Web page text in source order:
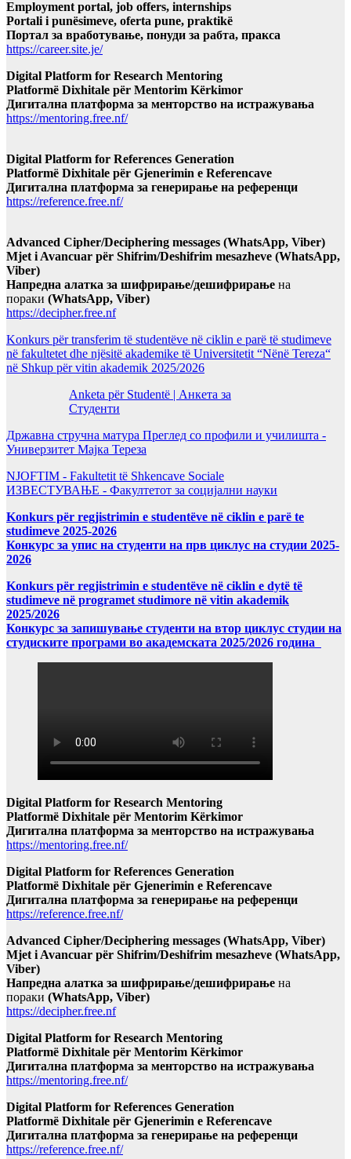
Employment portal, job offers, internships
Portali i punësimeve, oferta pune, praktikë
Портал за вработување, понуди за рабта, пракса
https://career.site.je/
Digital Platform for Research Mentoring
Platformë Dixhitale për Mentorim Kërkimor
Дигитална платформа за менторство на истражувања
https://mentoring.free.nf/
Digital Platform for References Generation
Platformë Dixhitale për Gjenerimin e Referencave
Дигитална платформа за генерирање на референци
https://reference.free.nf/
Advanced Cipher/Deciphering messages (WhatsApp, Viber)
Mjet i Avancuar për Shifrim/Deshifrim mesazheve (WhatsApp,
Viber)
Напредна алатка за шифрирање/дешифрирање на
пораки (WhatsApp, Viber)
https://decipher.free.nf
Konkurs për transferim të studentëve në ciklin e parë të studimeve
në fakultetet dhe njësitë akademike të Universitetit “Nënë Tereza“
në Shkup për vitin akademik 2025/2026
Anketa për Studentë | Анкета за
Студенти
Државна стручна матура Преглед со профили и училишта -
Универзитет Мајка Тереза
NJOFTIM - Fakultetit të Shkencave Sociale
ИЗВЕСТУВАЊЕ - Факултетот за социјални науки
Konkurs për regjistrimin e studentëve në ciklin e parë te
studimeve 2025-2026
Конкурс за упис на студенти на прв циклус на студии 2025-
2026
Konkurs për regjistrimin e studentëve në ciklin e dytë të
studimeve në programet studimore në vitin akademik
2025/2026
Конкурс за запишување студенти на втор циклус студии на
студиските програми во академската 2025/2026 година
Digital Platform for Research Mentoring
Platformë Dixhitale për Mentorim Kërkimor
Дигитална платформа за менторство на истражувања
https://mentoring.free.nf/
Digital Platform for References Generation
Platformë Dixhitale për Gjenerimin e Referencave
Дигитална платформа за генерирање на референци
https://reference.free.nf/
Advanced Cipher/Deciphering messages (WhatsApp, Viber)
Mjet i Avancuar për Shifrim/Deshifrim mesazheve (WhatsApp,
Viber)
Напредна алатка за шифрирање/дешифрирање на
пораки (WhatsApp, Viber)
https://decipher.free.nf
Digital Platform for Research Mentoring
Platformë Dixhitale për Mentorim Kërkimor
Дигитална платформа за менторство на истражувања
https://mentoring.free.nf/
Digital Platform for References Generation
Platformë Dixhitale për Gjenerimin e Referencave
Дигитална платформа за генерирање на референци
https://reference.free.nf/